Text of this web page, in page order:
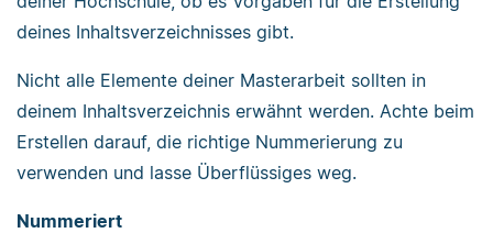
deines Inhaltsverzeichnisses gibt.
Nicht alle Elemente deiner Masterarbeit sollten in
deinem Inhaltsverzeichnis erwähnt werden. Achte beim
Erstellen darauf, die richtige Nummerierung zu
verwenden und lasse Überflüssiges weg.
Nummeriert